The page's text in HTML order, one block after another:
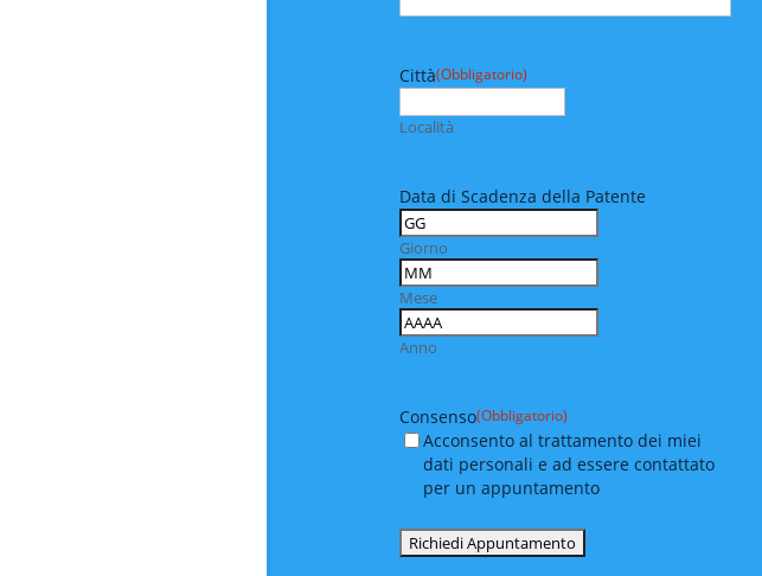
Città(Obbligatorio)
Località
Data di Scadenza della Patente
Giorno
Mese
Anno
Consenso(Obbligatorio)
Acconsento al trattamento dei miei
dati personali e ad essere contattato
per un appuntamento